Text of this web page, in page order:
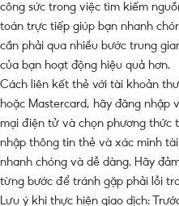
công sức trong việc tìm kiếm
toán trực tiếp giúp bạn nhanh
cần phải qua nhiều bước trung
của bạn hoạt động hiệu quả hơn.
Cách liên kết thẻ với tài khoản
hoặc Mastercard, hãy đăng nhập
mại điện tử và chọn phương thức
nhập thông tin thẻ và xác minh
nhanh chóng và dễ dàng. Hãy
từng bước để tránh gặp phải lỗi
Lưu ý khi thực hiện giao dịch: